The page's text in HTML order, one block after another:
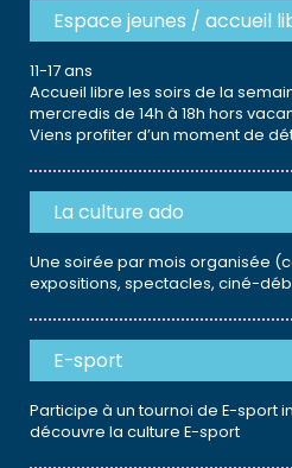
Espace jeunes / accueil
11-17 ans
Accueil libre les soirs de la
mercredis de 14h à 18h hors
Viens profiter d’un moment de
La culture ado
Une soirée par mois organisée
expositions, spectacles, ciné-
E-sport
Participe à un tournoi de E-sport
découvre la culture E-sport